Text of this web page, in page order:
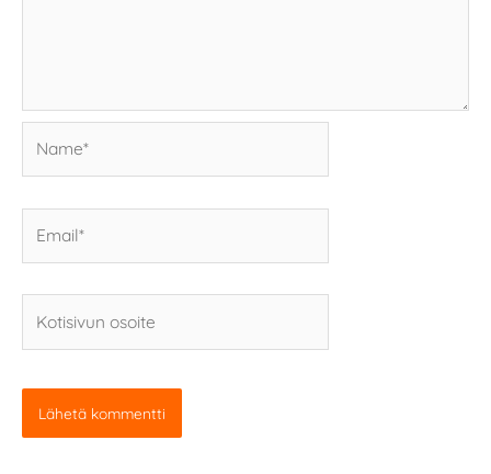
osoite